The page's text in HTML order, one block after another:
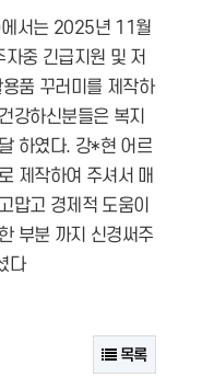
에서는 2025년 11월
중 긴급지원 및 저
품 꾸러미를 제작하
강하신분들은 복지
하였다. 강*현 어르
제작하여 주셔서 매
맙고 경제적 도움이
부분 까지 신경써주
다
목록